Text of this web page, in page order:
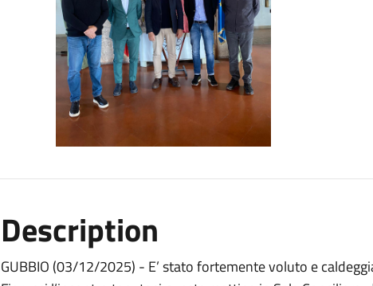
Description
GUBBIO (03/12/2025) - E’ stato fortemente voluto e